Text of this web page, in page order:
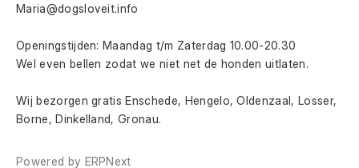
Maria@dogsloveit.info
Openingstijden: Maandag t/m Zaterdag 10.00-20.30
Wel even bellen zodat we niet net de honden uitlaten.
Wij bezorgen gratis Enschede, Hengelo, Oldenzaal, Losser,
Borne, Dinkelland, Gronau.
Powered by ERPNext